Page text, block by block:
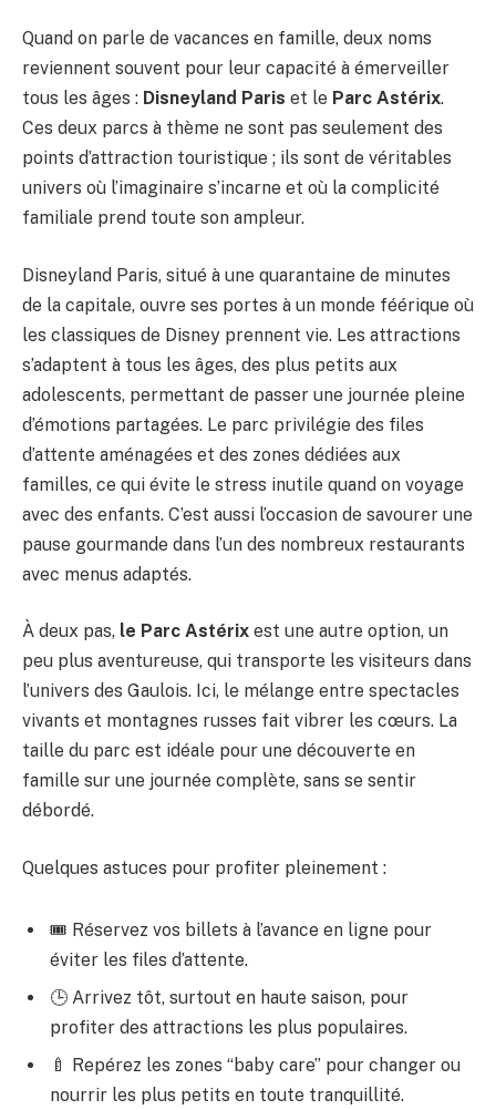
Quand on parle de vacances en famille, deux noms
reviennent souvent pour leur capacité à émerveiller
tous les âges : Disneyland Paris et le Parc Astérix.
Ces deux parcs à thème ne sont pas seulement des
points d’attraction touristique ; ils sont de véritables
univers où l’imaginaire s’incarne et où la complicité
familiale prend toute son ampleur.
Disneyland Paris, situé à une quarantaine de minutes
de la capitale, ouvre ses portes à un monde féérique où
les classiques de Disney prennent vie. Les attractions
s’adaptent à tous les âges, des plus petits aux
adolescents, permettant de passer une journée pleine
d’émotions partagées. Le parc privilégie des files
d’attente aménagées et des zones dédiées aux
familles, ce qui évite le stress inutile quand on voyage
avec des enfants. C’est aussi l’occasion de savourer une
pause gourmande dans l’un des nombreux restaurants
avec menus adaptés.
À deux pas, le Parc Astérix est une autre option, un
peu plus aventureuse, qui transporte les visiteurs dans
l’univers des Gaulois. Ici, le mélange entre spectacles
vivants et montagnes russes fait vibrer les cœurs. La
taille du parc est idéale pour une découverte en
famille sur une journée complète, sans se sentir
débordé.
Quelques astuces pour profiter pleinement :
🎟️ Réservez vos billets à l’avance en ligne pour
éviter les files d’attente.
🕒 Arrivez tôt, surtout en haute saison, pour
profiter des attractions les plus populaires.
🍼 Repérez les zones “baby care” pour changer ou
nourrir les plus petits en toute tranquillité.